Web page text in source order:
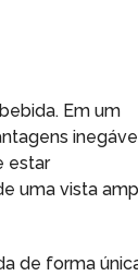
Em um
estar
uma vista
de forma